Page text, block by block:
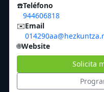
☎️Teléfono
944606818
✉️Email
🌐Website
Solicita